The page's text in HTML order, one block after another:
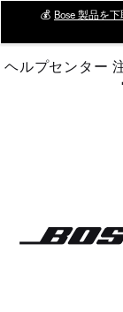
Main
💰 Bose 製品を
ヘルプセンター